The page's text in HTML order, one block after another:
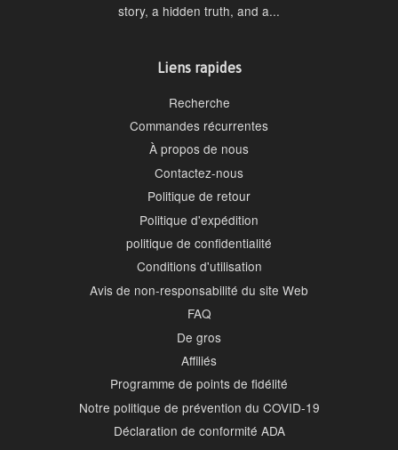
story, a hidden truth, and a...
Liens rapides
Recherche
Commandes récurrentes
À propos de nous
Contactez-nous
Politique de retour
Politique d'expédition
politique de confidentialité
Conditions d'utilisation
Avis de non-responsabilité du site Web
FAQ
De gros
Affiliés
Programme de points de fidélité
Notre politique de prévention du COVID-19
Déclaration de conformité ADA